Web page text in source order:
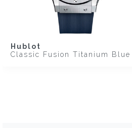
Hublot
Classic Fusion Titanium Blue